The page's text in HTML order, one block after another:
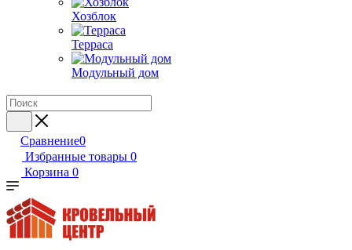
Хозблок
Терраса
Модульный дом
Сравнение0
Избранные товары 0
Корзина 0